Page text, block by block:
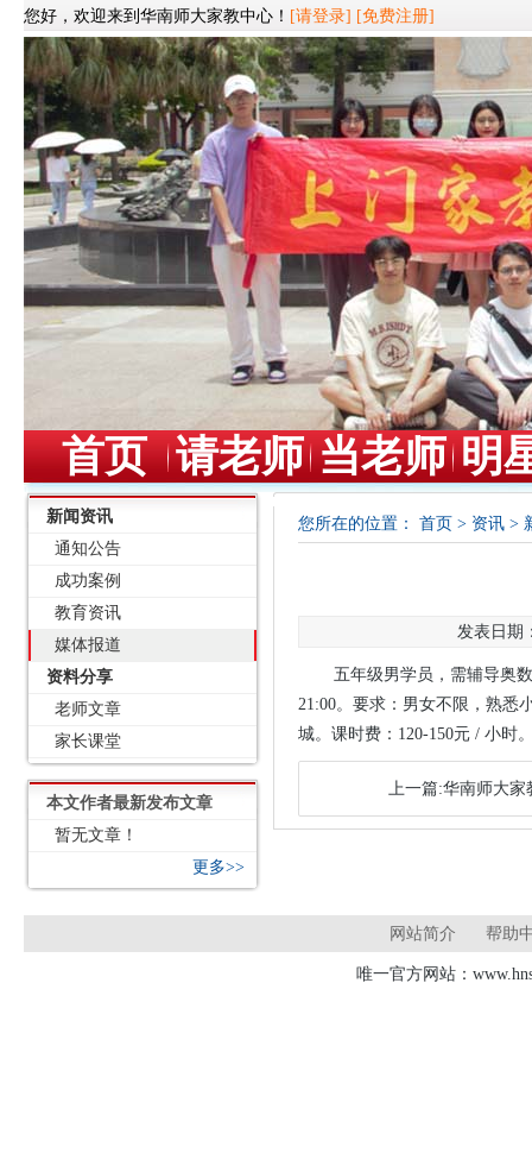
您好，欢迎来到华南师大家教中心！ [请登录] [免费注册]
首页 请老师 当老师 明
新闻资讯
通知公告
成功案例
教育资讯
媒体报道
资料分享
老师文章
家长课堂
本文作者最新发布文章
暂无文章！
更多>>
您所在的位置： 首页 > 资讯 >
发表日期
五年级男学员，需辅导奥
21:00。要求：男女不限，熟悉
城。课时费：120-150元 / 小时
上一篇:华南师大家
网站简介 帮助
唯一官方网站：